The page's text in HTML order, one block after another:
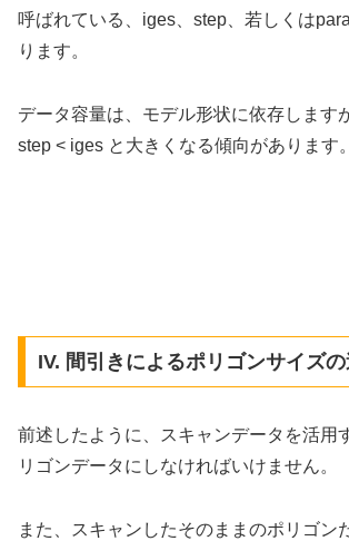
呼ばれている、iges、step、若しくは
ります。
データ容量は、モデル形状に依存します
step < iges と大きくなる傾向があります。
IV. 間引きによるポリゴンサイズ
前述したように、スキャンデータを活用
リゴンデータにしなければいけません。
また、スキャンしたそのままのポリゴン